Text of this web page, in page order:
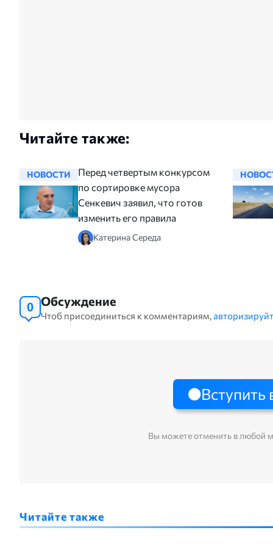
Читайте также:
НОВОСТИ
Перед четвертым конкурсом
по сортировке мусора
Сенкевич заявил, что готов
изменить его правила
Катерина Середа
0 Обсуждение
Чтоб присоединиться к комментариям,
Вступить
Вы можете отменить в любой
Читайте также